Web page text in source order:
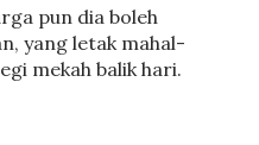
pun dia boleh
yang letak mahal-
mekah balik hari.